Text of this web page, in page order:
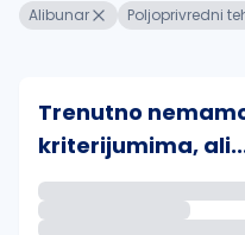
Alibunar Poljoprivredni
Trenutno
kriterijumima,